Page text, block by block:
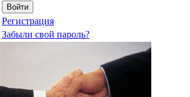
Регистрация
Забыли свой пароль?